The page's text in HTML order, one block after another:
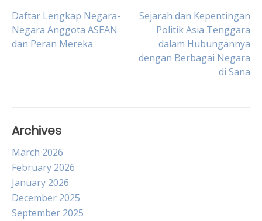
Post
navigation
Daftar Lengkap Negara-
Negara Anggota ASEAN
dan Peran Mereka
Sejarah dan Kepentingan
Politik Asia Tenggara
dalam Hubungannya
dengan Berbagai Negara
di Sana
Archives
March 2026
February 2026
January 2026
December 2025
September 2025